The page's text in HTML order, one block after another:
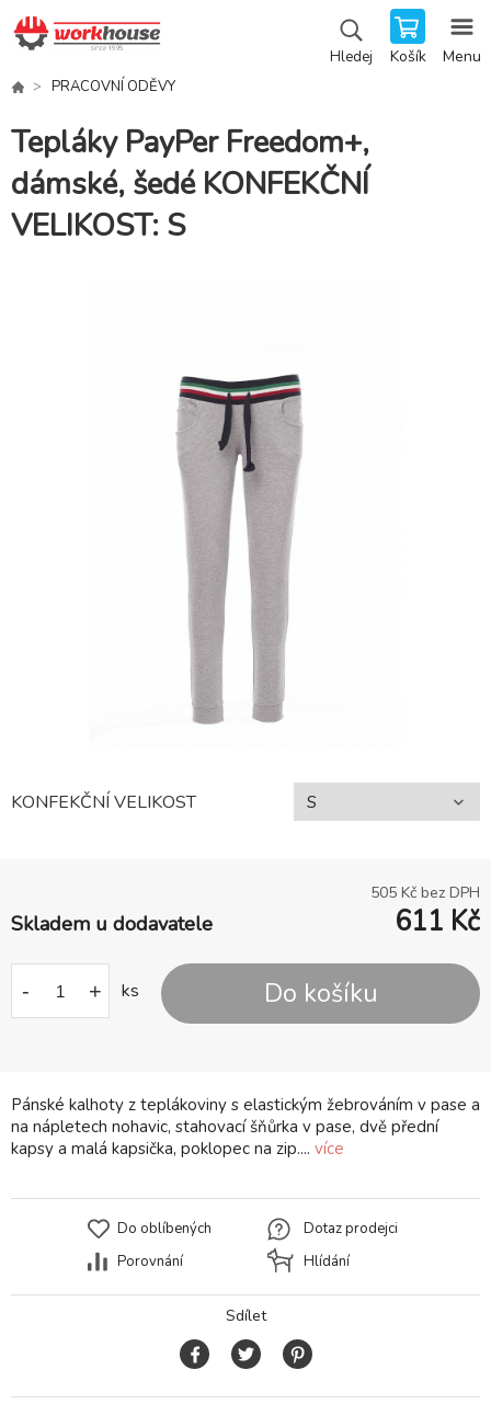
Hledej Košík Menu
PRACOVNÍ ODĚVY
Tepláky PayPer Freedom+,
dámské, šedé KONFEKČNÍ
VELIKOST: S
Pánské kalhoty z teplákoviny s elastickým žebrováním v pase a
na nápletech nohavic, stahovací šňůrka v pase, dvě přední
kapsy a malá kapsička, poklopec na zip.... více
KONFEKČNÍ VELIKOST
505 Kč bez DPH
Skladem u dodavatele 611 Kč
- + ks Do košíku
Do oblíbených
Porovnání
Dotaz prodejci
Hlídání
Sdílet